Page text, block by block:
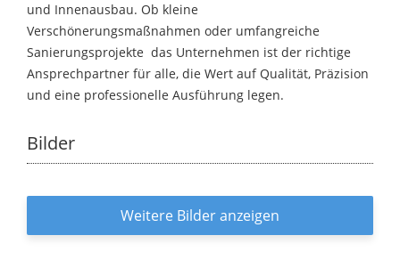
und Innenausbau. Ob kleine
Verschönerungsmaßnahmen oder umfangreiche
Sanierungsprojekte  das Unternehmen ist der richtige
Ansprechpartner für alle, die Wert auf Qualität, Präzision
und eine professionelle Ausführung legen.
Bilder
Weitere Bilder anzeigen